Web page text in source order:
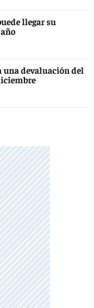
llegar su
una devaluación del